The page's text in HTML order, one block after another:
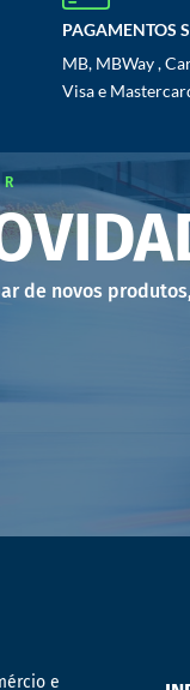
PAGAMENTOS
MB, MBWay ,
Visa e
de novos
e